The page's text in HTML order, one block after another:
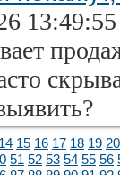
14 15 16 17 18 19 20
51 52 53 54 55 56